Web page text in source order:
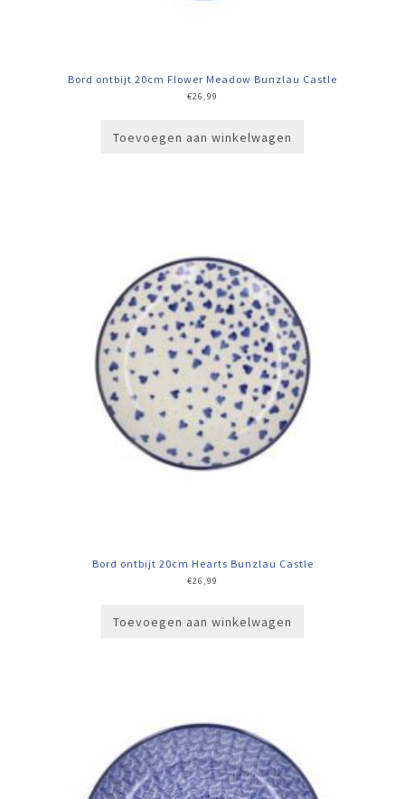
Bord ontbijt 20cm Flower Meadow Bunzlau Castle
€26,99
Toevoegen aan winkelwagen
Bord ontbijt 20cm Hearts Bunzlau Castle
€26,99
Toevoegen aan winkelwagen